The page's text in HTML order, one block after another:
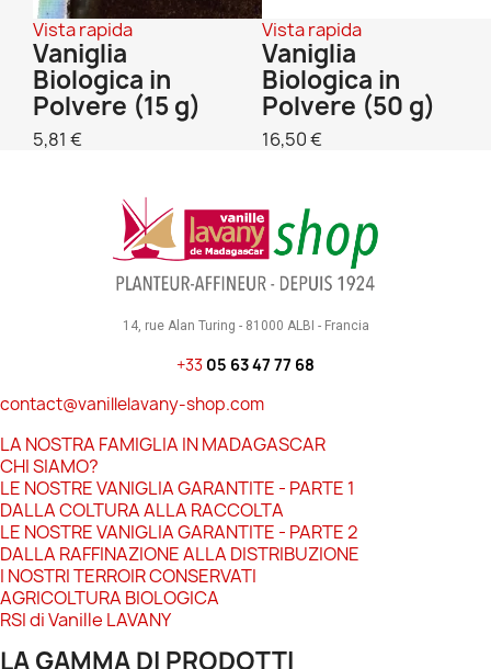
Vista rapida
Vaniglia
Biologica in
Polvere (15 g)
5,81 €
Vista rapida
Vaniglia
Biologica in
Polvere (50 g)
16,50 €
14, rue Alan Turing - 81000 ALBI - Francia
+33 05 63 47 77 68
contact@vanillelavany-shop.com
LA NOSTRA FAMIGLIA IN MADAGASCAR
CHI SIAMO?
LE NOSTRE VANIGLIA GARANTITE - PARTE 1
DALLA COLTURA ALLA RACCOLTA
LE NOSTRE VANIGLIA GARANTITE - PARTE 2
DALLA RAFFINAZIONE ALLA DISTRIBUZIONE
I NOSTRI TERROIR CONSERVATI
AGRICOLTURA BIOLOGICA
RSI di Vanille LAVANY
LA GAMMA DI PRODOTTI